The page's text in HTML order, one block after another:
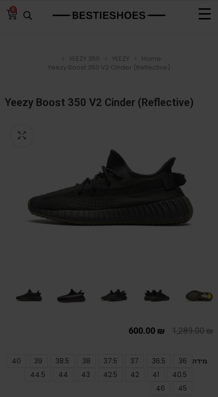
0
Home
YEEZY
YEEZY 350
Yeezy Boost 350 V2 Cinder (Reflective)
Yeezy Boost 350 V2 Cinder (Reflective)
1,289.00₪
600.00 ₪
מידה 36
36.5
37
37.5
38
38.5
39
40
40.5
41
42
42.5
43
44
44.5
45
46